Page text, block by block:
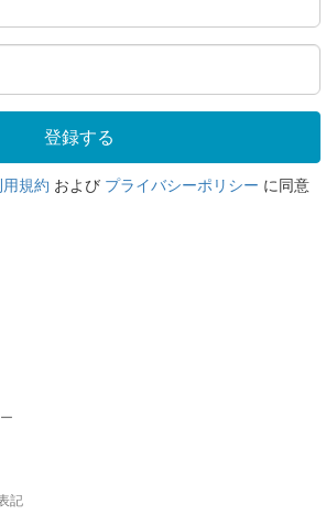
規約 および プライバシーポリシー に同意
記